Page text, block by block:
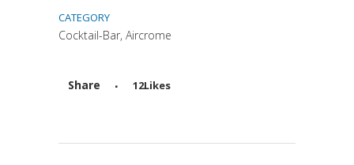
CATEGORY
Cocktail-Bar, Aircrome
Share
Attiva comando
12Likes